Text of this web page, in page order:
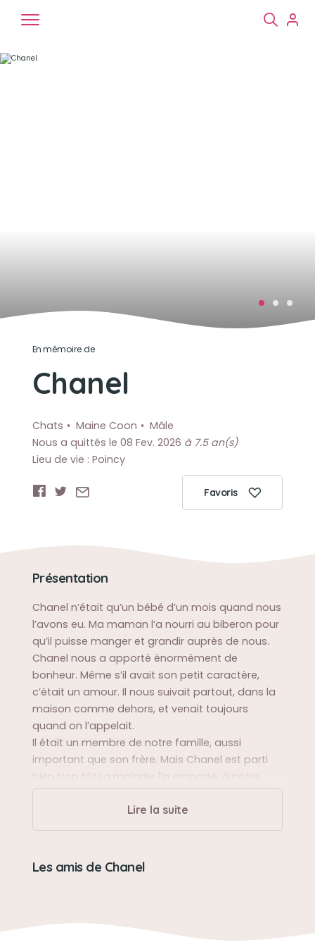
En mémoire de
Chanel
Chats Maine Coon
Mâle
Nous a quittés le 08 Fev. 2026 à 7.5 an(s)
Lieu de vie : Poincy
Favoris
Présentation
Chanel n’était qu’un bébé d’un mois quand nous
l’avons eu. Ma maman l’a nourri au biberon pour
qu’il puisse manger et grandir auprès de nous.
Chanel nous a apporté énormément de
bonheur. Même s’il avait son petit caractère,
c’était un amour. Il nous suivait partout, dans la
maison comme dehors, et venait toujours
quand on l’appelait.
Il était un membre de notre famille, aussi
important que son frère. Mais Chanel est parti
bien trop tôt.La maladie l’a emporté, à notre
plus grand chagrin.
Sa balade préférée
Chanel aimait flâner dans le jardin et s’aventurer
Sa bêtise préférée
Lire la suite
Les amis de Chanel